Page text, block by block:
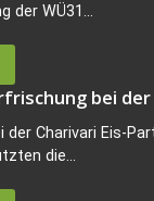
der WÜ31...
bei der
der Charivari Eis-
die...